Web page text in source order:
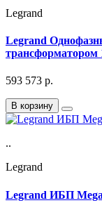
Legrand
Legrand
трансформатором
593 573 р.
В корзину
..
Legrand
Legrand ИБП